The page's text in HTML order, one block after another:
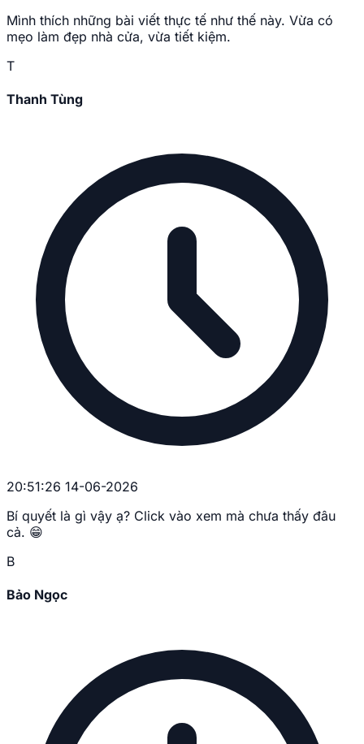
Mình thích những bài viết thực tế như thế này. Vừa có
mẹo làm đẹp nhà cửa, vừa tiết kiệm.
T
Thanh Tùng
20:51:26 14-06-2026
Bí quyết là gì vậy ạ? Click vào xem mà chưa thấy đâu
cả. 😁
B
Bảo Ngọc